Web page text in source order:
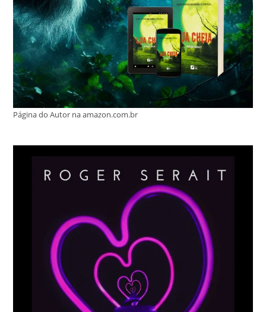
Página do Autor na amazon.com.br